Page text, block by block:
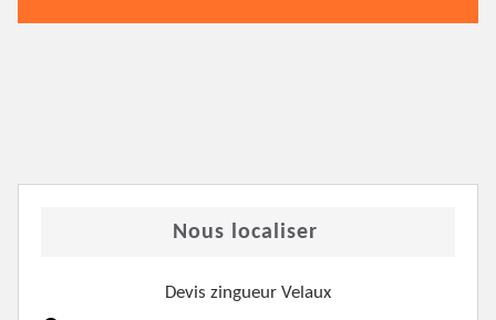
Nous localiser
Devis zingueur Velaux